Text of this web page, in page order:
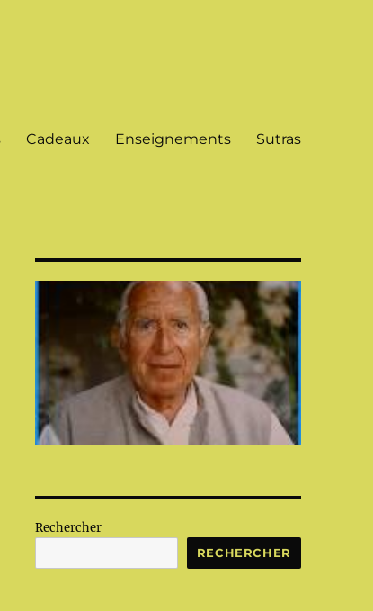
Cadeaux Enseignements Sutras
Rechercher
RECHERCHER